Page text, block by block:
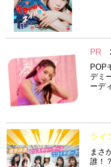
PR
POP
デミ
ーデ
ライ
まさ
誰！